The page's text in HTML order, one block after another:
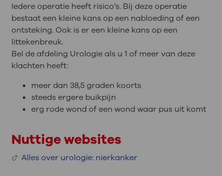
Iedere operatie heeft risico’s. Bij deze operatie
bestaat een kleine kans op een nabloeding of een
ontsteking. Ook is er een kleine kans op een
littekenbreuk.
Bel de afdeling Urologie als u 1 of meer van deze
klachten heeft:
meer dan 38,5 graden koorts
steeds ergere buikpijn
erg rode wond of een wond waar pus uit komt
Nuttige websites
Alles over urologie: nierkanker